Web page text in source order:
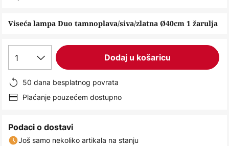
the
Viseća lampa Duo tamnoplava/siva/zlatna Ø40cm 1 žarulja
1 Dodaj u košaricu
50 dana besplatnog povrata
Plaćanje pouzećem dostupno
Podaci o dostavi
Još samo nekoliko artikala na stanju